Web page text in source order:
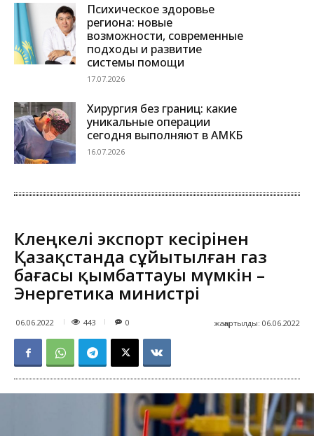
Психическое здоровье
региона: новые
возможности, современные
подходы и развитие
системы помощи
17.07.2026
Хирургия без границ: какие
уникальные операции
сегодня выполняют в АМКБ
16.07.2026